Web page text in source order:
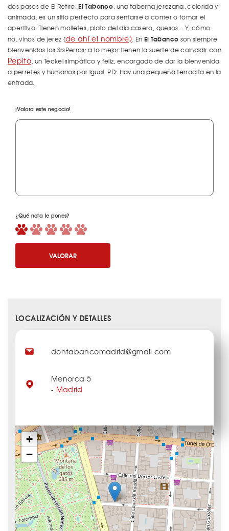
dos pasos de El Retiro:El Tabanco, una taberna jerezana, colorida y
animada, es un sitio perfecto para sentarse a comer o tomar el
aperitivo. Tienen molletes, plato del día casero, quesos... Y, cómo
no, vinos de jerez (de ahí el nombre). En El Tabanco son siempre
bienvenidos los SrsPerros: a lo mejor tienen la suerte de coincidir con
Pepito, un Teckel simpático y feliz, encargado de dar la bienvenida
a perretes y humanos por igual. PD: Hay una pequeña terracita en la
entrada.
¡Valora este negocio!
¿Qué nota le pones?
VALORAR
LOCALIZACIÓN Y DETALLES
+
−
dontabancomadrid@gmail.com
Menorca 5
- Madrid